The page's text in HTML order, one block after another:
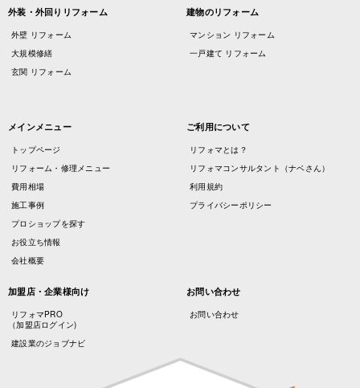
外装・外回りリフォーム
外壁 リフォーム
大規模修繕
玄関 リフォーム
建物のリフォーム
マンション リフォーム
一戸建て リフォーム
メインメニュー
トップページ
リフォーム・修理メニュー
費用相場
施工事例
プロショップを探す
お役立ち情報
会社概要
ご利用について
リフォマとは？
リフォマコンサルタント（ナベさん）
利用規約
プライバシーポリシー
加盟店・企業様向け
リフォマPRO
（加盟店ログイン)
建設業のジョブナビ
お問い合わせ
お問い合わせ